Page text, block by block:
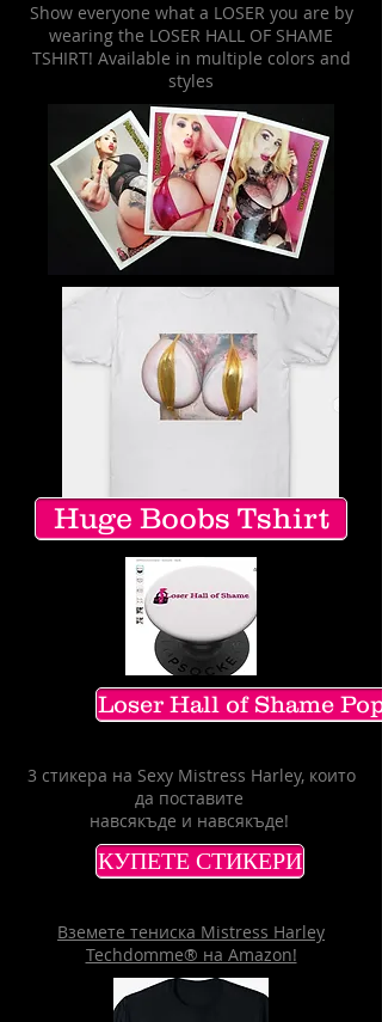
Show everyone what a LOSER you are by
wearing the LOSER HALL OF SHAME
TSHIRT! Available in multiple colors and
styles
Huge Boobs Tshirt
Loser Hall of Shame
3 стикера на Sexy Mistress Harley, които
да поставите
навсякъде и навсякъде!
КУПЕТЕ СТИКЕРИ
Вземете тениска Mistress Harley
Techdomme® на Amazon!